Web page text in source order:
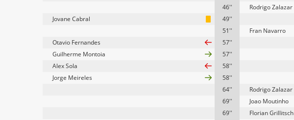
46''
Rodrigo Zalazar
Jovane Cabral
49''
51''
Fran Navarro
Otavio Fernandes
57''
Guilherme Montoia
57''
Alex Sola
58''
Jorge Meireles
58''
64''
Rodrigo Zalazar
69''
Joao Moutinho
69''
Florian Grillitsch